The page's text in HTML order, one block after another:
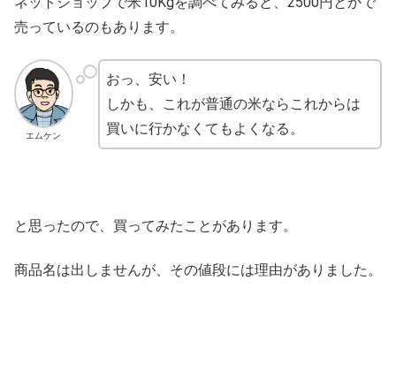
売っているのもあります。
エムケン
おっ、安い！
しかも、これが普通の米ならこれからは
買いに行かなくてもよくなる。
と思ったので、買ってみたことがあります。
商品名は出しませんが、その値段には理由がありました。